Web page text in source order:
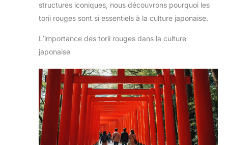
structures iconiques, nous découvrons pourquoi les
torii rouges sont si essentiels à la culture japonaise.
L’importance des torii rouges dans la culture
japonaise